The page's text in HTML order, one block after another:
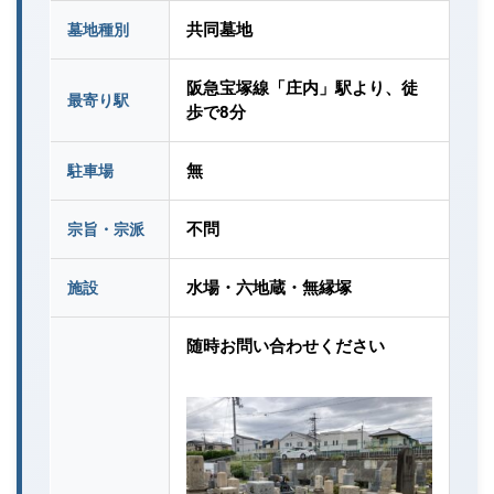
墓地種別 共同墓地
最寄り駅
阪急宝塚線「庄内」駅より、徒
歩で8分
駐車場 無
宗旨・宗派 不問
施設 水場・六地蔵・無縁塚
随時お問い合わせください